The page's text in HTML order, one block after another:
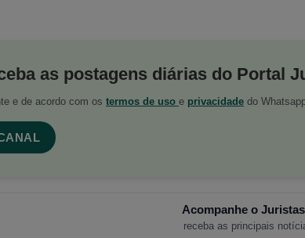
as postagens diárias do Portal
e de acordo com os termos de uso e privacidade do
Acompanhe o
receba as principais